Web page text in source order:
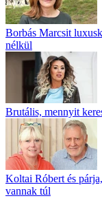
Borbás Marcsit
nélkül
Brutális, mennyit
Koltai Róbert és
vannak túl